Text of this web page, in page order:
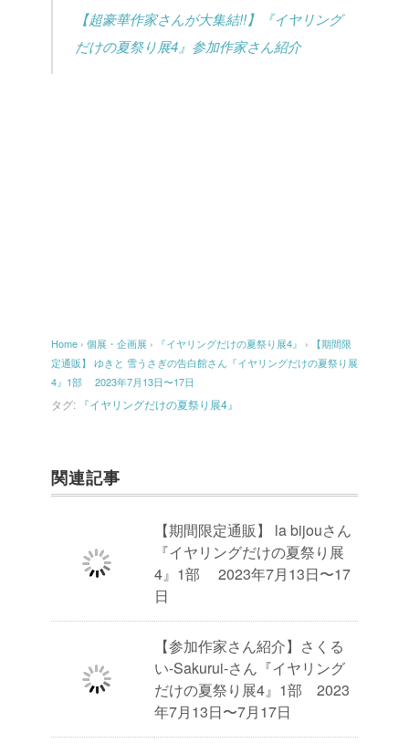
【超豪華作家さんが大集結!!】『イヤリング
だけの夏祭り展4』参加作家さん紹介
Home › 個展・企画展 › 『イヤリングだけの夏祭り展4』 ›
【期間限
定通販】 ゆきと 雪うさぎの告白館さん『イヤリングだけの夏祭り展
4』1部 2023年7月13日〜17日
タグ: 『イヤリングだけの夏祭り展4』
関連記事
【期間限定通販】 la bijouさん
『イヤリングだけの夏祭り展
4』1部 2023年7月13日〜17
日
【参加作家さん紹介】さくる
い-Sakurui-さん『イヤリング
だけの夏祭り展4』1部 2023
年7月13日〜7月17日